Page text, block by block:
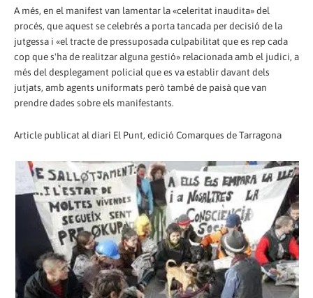
A més, en el manifest van lamentar la «celeritat inaudita» del
procés, que aquest se celebrés a porta tancada per decisió de la
jutgessa i «el tracte de pressuposada culpabilitat que es rep cada
cop que s'ha de realitzar alguna gestió» relacionada amb el judici, a
més del desplegament policial que es va establir davant dels
jutjats, amb agents uniformats però també de paisà que van
prendre dades sobre els manifestants.
Article publicat al diari El Punt, edició Comarques de Tarragona